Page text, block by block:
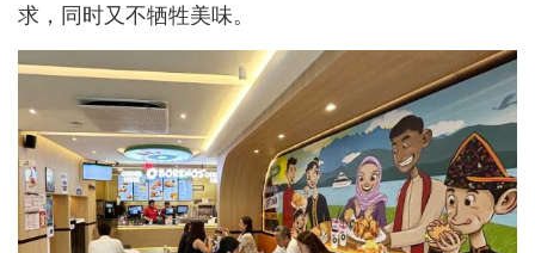
求，同时又不牺牲美味。